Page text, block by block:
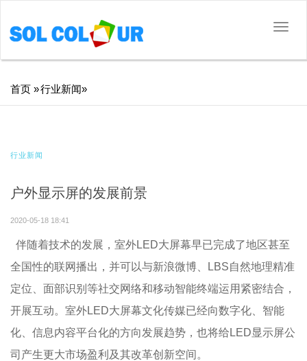
切
导
面
屑
首页 »行业新闻»
行业新闻
户外显示屏的发展前景
2020-05-18 18:41
伴随着技术的发展，室外LED大屏幕早已完成了地区甚至
全国性的联网播出，并可以与新浪微博、LBS自然地理精准
定位、面部识别等社交网络和移动智能终端运用紧密结合，
开展互动。室外LED大屏幕文化传媒已经向数字化、智能
化、信息内容平台化的方向发展趋势，也将给LED显示屏公
司产生更大市场盈利及其改革创新空间。